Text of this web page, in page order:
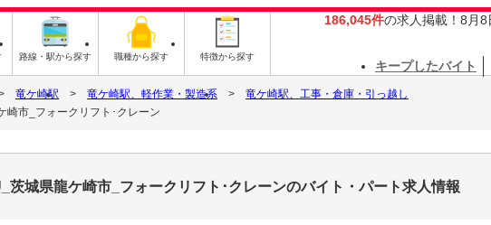
路線・駅から探す 職種から探す 特徴から探す
186,045件の求人掲載！8月8
キープしたバイト
竜ケ崎駅 竜ケ崎駅、軽作業・製造系
竜ケ崎駅、工事・倉庫・引っ越し
市_フォークリフト･クレーン
城県龍ケ崎市_フォークリフト･クレーンのバイト・パート求人情報